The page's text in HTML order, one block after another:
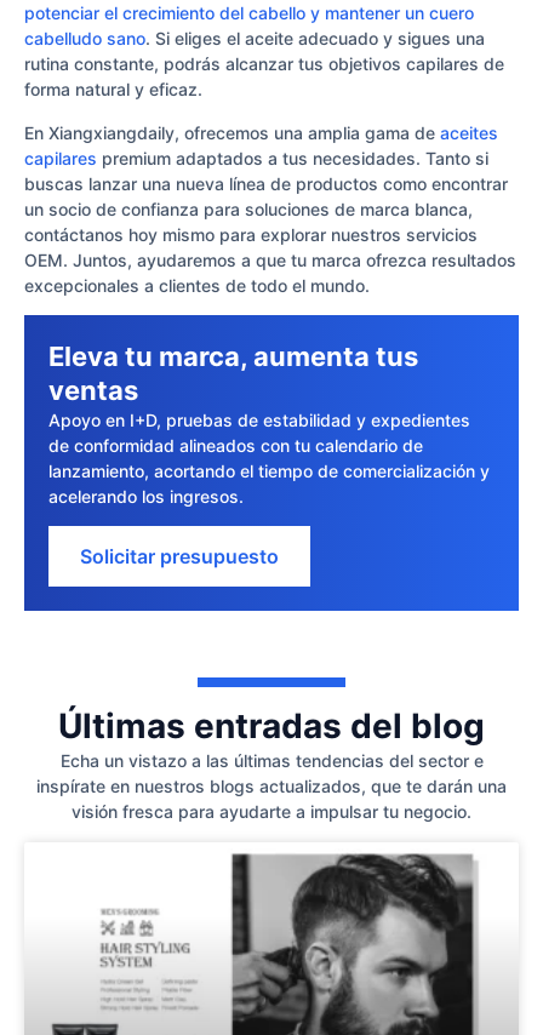
potenciar el crecimiento del cabello y mantener un cuero
cabelludo sano. Si eliges el aceite adecuado y sigues una
rutina constante, podrás alcanzar tus objetivos capilares de
forma natural y eficaz.
En Xiangxiangdaily, ofrecemos una amplia gama de aceites
capilares premium adaptados a tus necesidades. Tanto si
buscas lanzar una nueva línea de productos como encontrar
un socio de confianza para soluciones de marca blanca,
contáctanos hoy mismo para explorar nuestros servicios
OEM. Juntos, ayudaremos a que tu marca ofrezca resultados
excepcionales a clientes de todo el mundo.
Eleva tu marca, aumenta tus
ventas
Apoyo en I+D, pruebas de estabilidad y expedientes
de conformidad alineados con tu calendario de
lanzamiento, acortando el tiempo de comercialización y
acelerando los ingresos.
Solicitar presupuesto
Últimas entradas del blog
Echa un vistazo a las últimas tendencias del sector e
inspírate en nuestros blogs actualizados, que te darán una
visión fresca para ayudarte a impulsar tu negocio.